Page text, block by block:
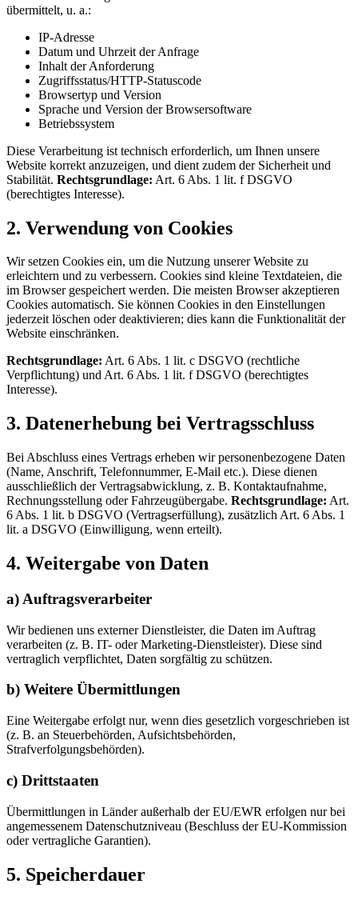
übermittelt, u. a.:
IP-Adresse
Datum und Uhrzeit der Anfrage
Inhalt der Anforderung
Zugriffsstatus/HTTP-Statuscode
Browsertyp und Version
Sprache und Version der Browsersoftware
Betriebssystem
Diese Verarbeitung ist technisch erforderlich, um Ihnen unsere
Website korrekt anzuzeigen, und dient zudem der Sicherheit und
Stabilität. Rechtsgrundlage: Art. 6 Abs. 1 lit. f DSGVO
(berechtigtes Interesse).
2. Verwendung von Cookies
Wir setzen Cookies ein, um die Nutzung unserer Website zu
erleichtern und zu verbessern. Cookies sind kleine Textdateien, die
im Browser gespeichert werden. Die meisten Browser akzeptieren
Cookies automatisch. Sie können Cookies in den Einstellungen
jederzeit löschen oder deaktivieren; dies kann die Funktionalität der
Website einschränken.
Rechtsgrundlage: Art. 6 Abs. 1 lit. c DSGVO (rechtliche
Verpflichtung) und Art. 6 Abs. 1 lit. f DSGVO (berechtigtes
Interesse).
3. Datenerhebung bei Vertragsschluss
Bei Abschluss eines Vertrags erheben wir personenbezogene Daten
(Name, Anschrift, Telefonnummer, E-Mail etc.). Diese dienen
ausschließlich der Vertragsabwicklung, z. B. Kontaktaufnahme,
Rechnungsstellung oder Fahrzeugübergabe. Rechtsgrundlage: Art.
6 Abs. 1 lit. b DSGVO (Vertragserfüllung), zusätzlich Art. 6 Abs. 1
lit. a DSGVO (Einwilligung, wenn erteilt).
4. Weitergabe von Daten
a) Auftragsverarbeiter
Wir bedienen uns externer Dienstleister, die Daten im Auftrag
verarbeiten (z. B. IT- oder Marketing-Dienstleister). Diese sind
vertraglich verpflichtet, Daten sorgfältig zu schützen.
b) Weitere Übermittlungen
Eine Weitergabe erfolgt nur, wenn dies gesetzlich vorgeschrieben ist
(z. B. an Steuerbehörden, Aufsichtsbehörden,
Strafverfolgungsbehörden).
c) Drittstaaten
Übermittlungen in Länder außerhalb der EU/EWR erfolgen nur bei
angemessenem Datenschutzniveau (Beschluss der EU-Kommission
oder vertragliche Garantien).
5. Speicherdauer